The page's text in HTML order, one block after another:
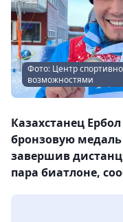
Фото: Центр
возможностями
Казахстанец
бронзовую
завершив
пара биатлоне,